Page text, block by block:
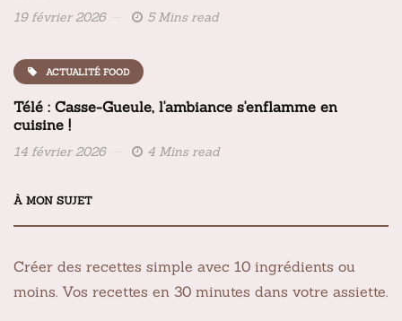
19 février 2026 5 Mins read
ACTUALITÉ FOOD
Télé : Casse-Gueule, l'ambiance s'enflamme en
cuisine !
14 février 2026 4 Mins read
À MON SUJET
Créer des recettes simple avec 10 ingrédients ou
moins. Vos recettes en 30 minutes dans votre assiette.